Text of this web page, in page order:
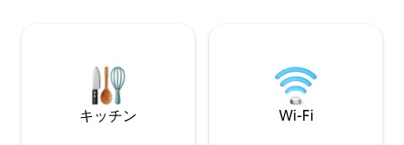
キッチン Wi-Fi